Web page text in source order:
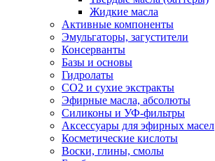
Жидкие масла
Активные компоненты
Эмульгаторы, загустители
Консерванты
Базы и основы
Гидролаты
СО2 и сухие экстракты
Эфирные масла, абсолюты
Силиконы и УФ-фильтры
Аксессуары для эфирных масел
Косметические кислоты
Воски, глины, смолы